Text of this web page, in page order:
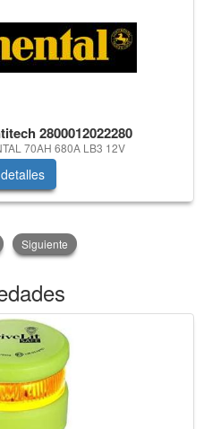
2800012022280
70AH 680A LB3 12V
Siguiente